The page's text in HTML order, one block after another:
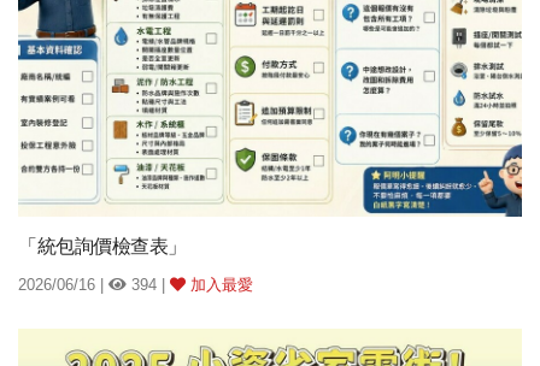
「統包詢價檢查表」
2026/06/16 | 394 | 加入最愛